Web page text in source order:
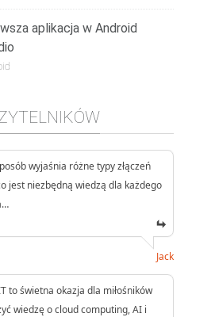
aplikacja w Android
wyjaśnia różne typy złączeń
jest niezbędną wiedzą dla każdego
Jack
to świetna okazja dla miłośników
wiedzę o cloud computing, AI i